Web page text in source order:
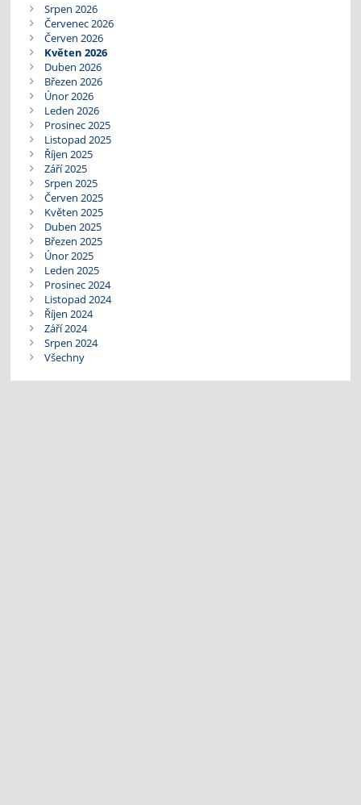
Srpen 2026
Červenec 2026
Červen 2026
Květen 2026
Duben 2026
Březen 2026
Únor 2026
Leden 2026
Prosinec 2025
Listopad 2025
Říjen 2025
Září 2025
Srpen 2025
Červen 2025
Květen 2025
Duben 2025
Březen 2025
Únor 2025
Leden 2025
Prosinec 2024
Listopad 2024
Říjen 2024
Září 2024
Srpen 2024
Všechny